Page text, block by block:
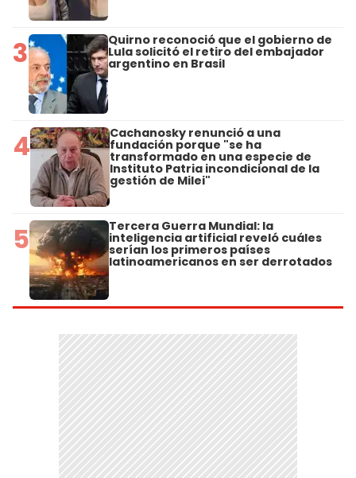
3 Quirno reconoció que el gobierno de
Lula solicitó el retiro del embajador
argentino en Brasil
4 Cachanosky renunció a una
fundación porque "se ha
transformado en una especie de
Instituto Patria incondicional de la
gestión de Milei"
5 Tercera Guerra Mundial: la
inteligencia artificial reveló cuáles
serían los primeros países
latinoamericanos en ser derrotados